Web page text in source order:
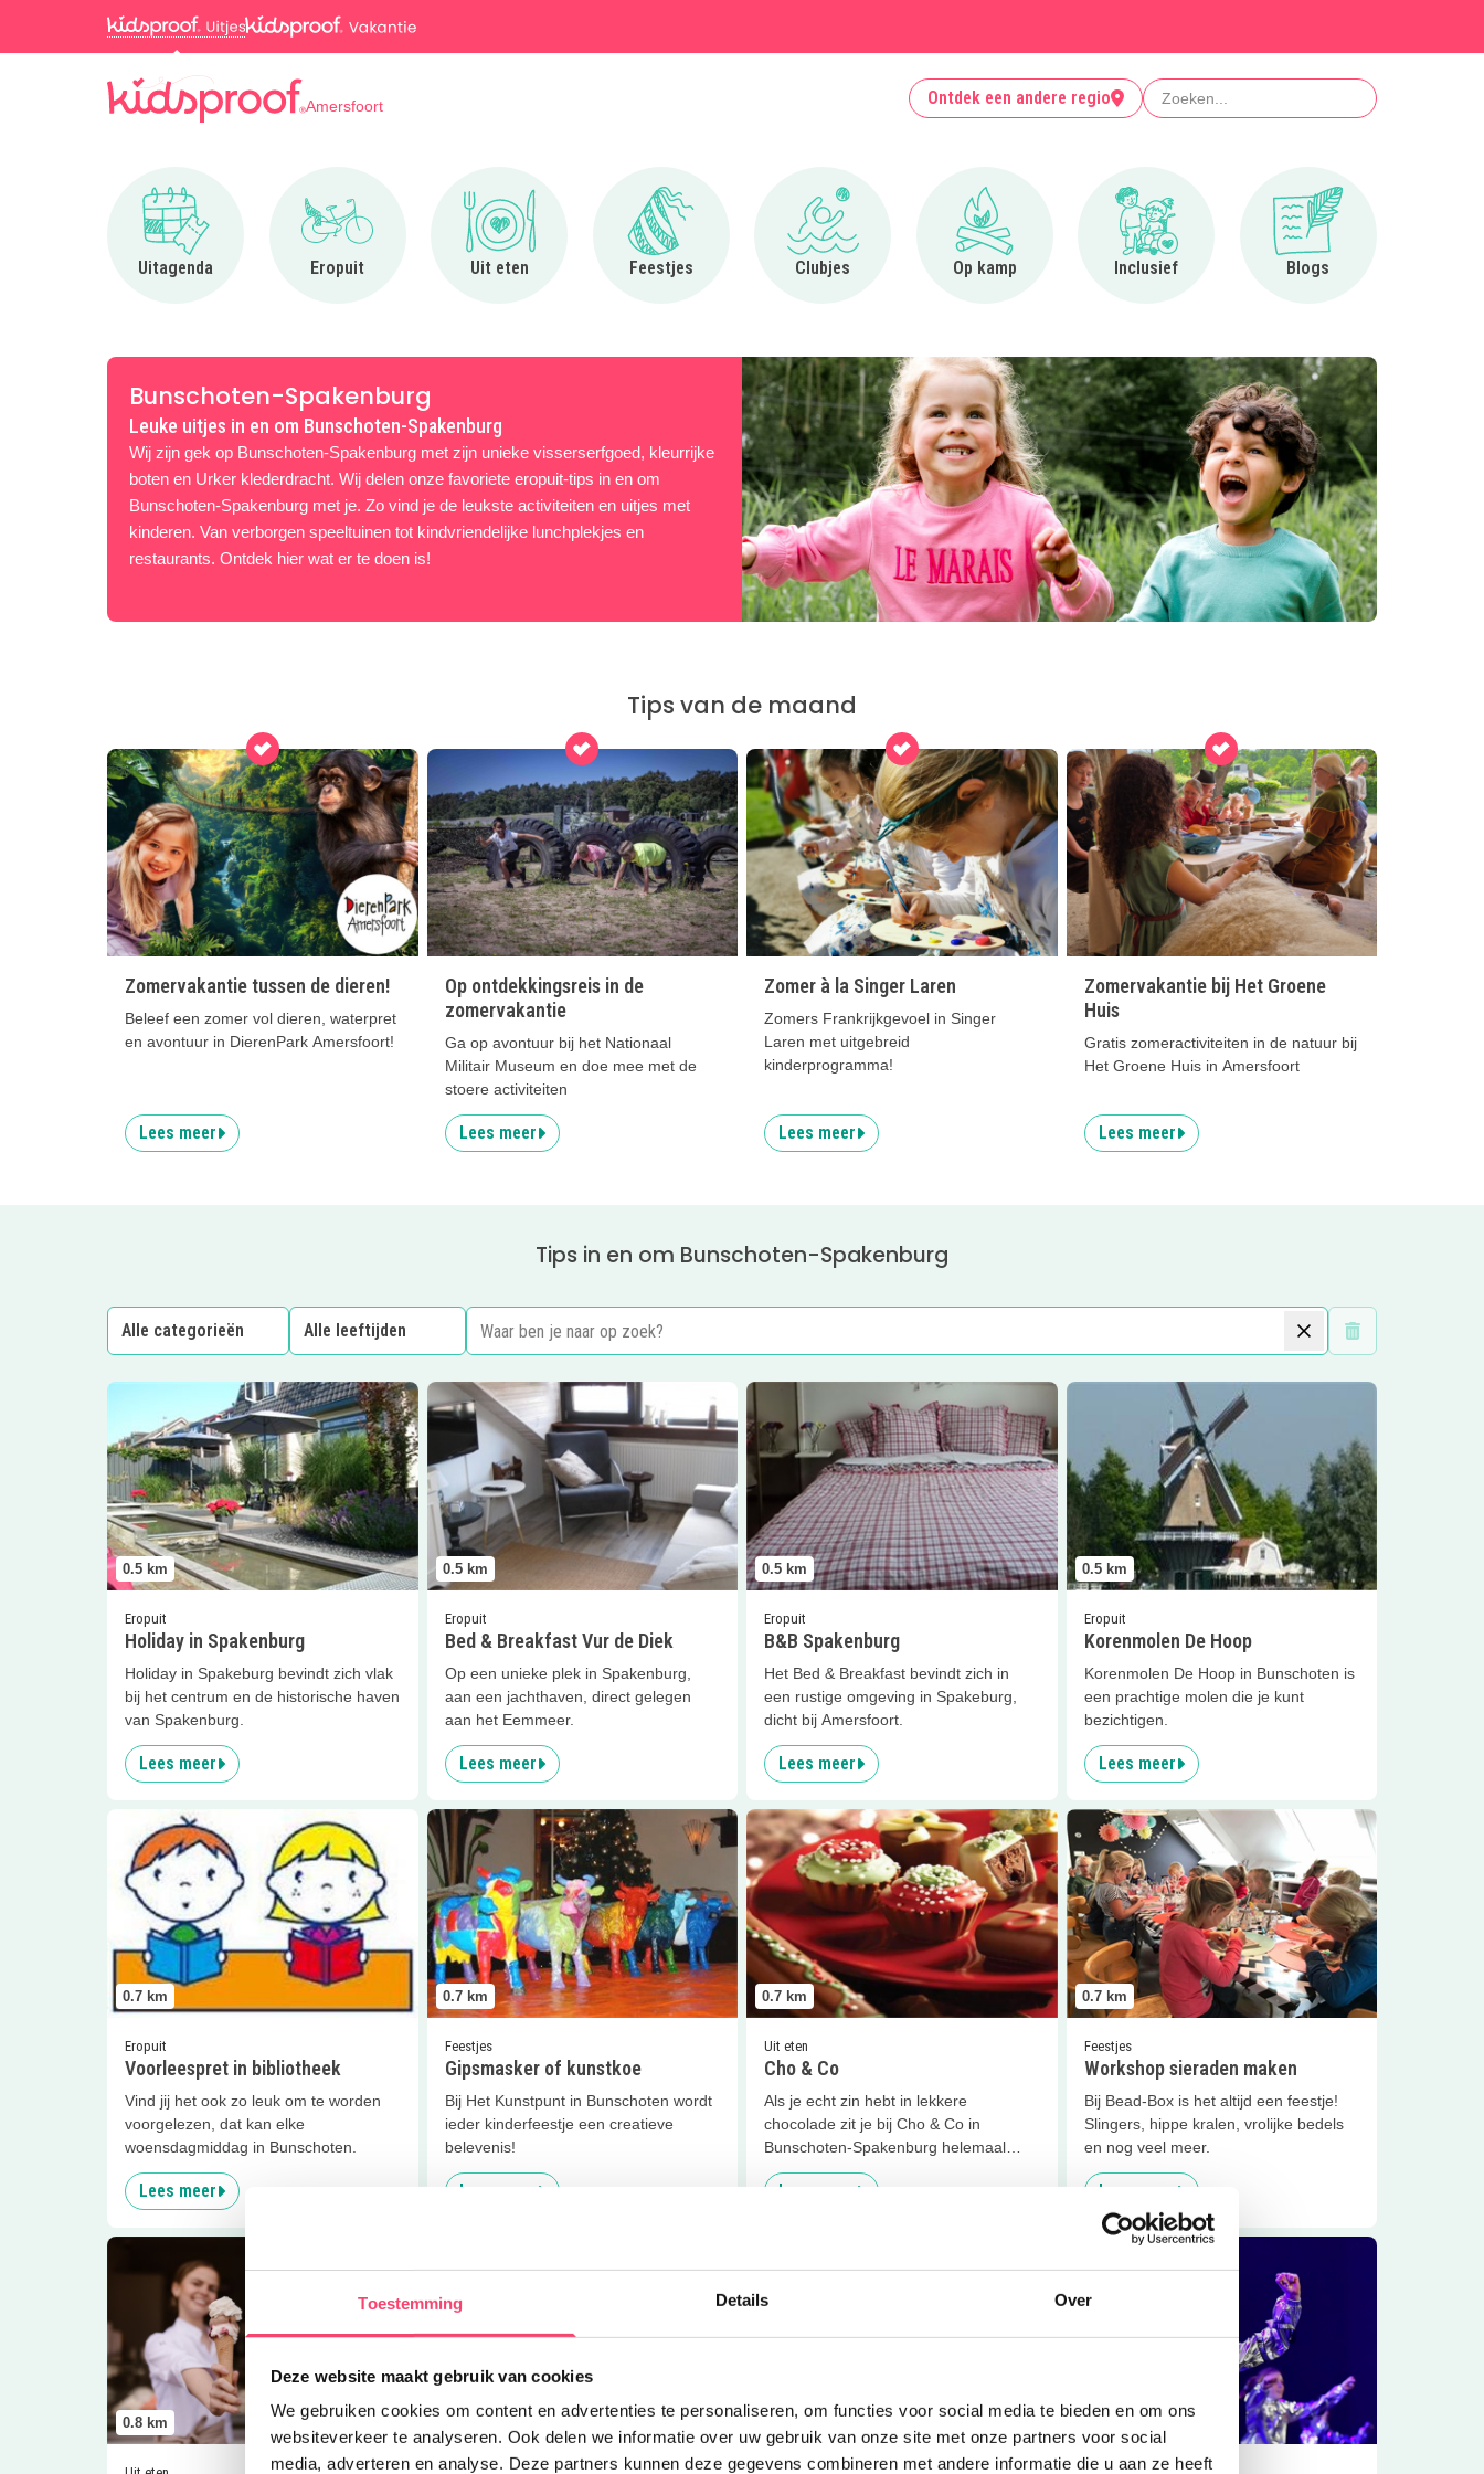
Toestemming Details Over
Deze website maakt gebruik van cookies
We gebruiken cookies om content en advertenties te personaliseren, om functies voor social media te bieden en om ons
websiteverkeer te analyseren. Ook delen we informatie over uw gebruik van onze site met onze partners voor social
media, adverteren en analyse. Deze partners kunnen deze gegevens combineren met andere informatie die u aan ze heeft
Amersfoort Ontdek een andere regio Zoeken
Uitagenda
Ga naar Uitagenda
Eropuit
Ga naar Eropuit
Uit eten
Ga naar Uit eten
Feestjes
Ga naar Feestjes
Clubjes
Ga naar Clubjes
Op kamp
Ga naar Op kamp
Inclusief
Ga naar Inclusief
Blogs
Ga naar Blogs
Bunschoten-Spakenburg
Leuke uitjes in en om Bunschoten-Spakenburg
Wij zijn gek op Bunschoten-Spakenburg met zijn unieke visserserfgoed, kleurrijke
boten en Urker klederdracht. Wij delen onze favoriete eropuit-tips in en om
Bunschoten-Spakenburg met je. Zo vind je de leukste activiteiten en uitjes met
kinderen. Van verborgen speeltuinen tot kindvriendelijke lunchplekjes en
restaurants. Ontdek hier wat er te doen is!
Tips van de maand
Zomervakantie tussen de dieren!
Beleef een zomer vol dieren, waterpret
en avontuur in DierenPark Amersfoort!
Lees meer
Op ontdekkingsreis in de
zomervakantie
Ga op avontuur bij het Nationaal
Militair Museum en doe mee met de
stoere activiteiten
Lees meer
Zomer à la Singer Laren
Zomers Frankrijkgevoel in Singer
Laren met uitgebreid
kinderprogramma!
Lees meer
Zomervakantie bij Het Groene
Huis
Gratis zomeractiviteiten in de natuur bij
Het Groene Huis in Amersfoort
Lees meer
Tips in en om Bunschoten-Spakenburg
Wis filters
0.5 km
Eropuit
Holiday in Spakenburg
Holiday in Spakeburg bevindt zich vlak
bij het centrum en de historische haven
van Spakenburg.
Lees meer
Lees meer Holiday in Spakenburg
0.5 km
Eropuit
Bed & Breakfast Vur de Diek
Op een unieke plek in Spakenburg,
aan een jachthaven, direct gelegen
aan het Eemmeer.
Lees meer
Lees meer Bed &amp; Breakfast Vur de Diek
0.5 km
Eropuit
B&B Spakenburg
Het Bed & Breakfast bevindt zich in
een rustige omgeving in Spakeburg,
dicht bij Amersfoort.
Lees meer
Lees meer B&amp;B Spakenburg
0.5 km
Eropuit
Korenmolen De Hoop
Korenmolen De Hoop in Bunschoten is
een prachtige molen die je kunt
bezichtigen.
Lees meer
Lees meer Korenmolen De Hoop
0.7 km
Eropuit
Voorleespret in bibliotheek
Vind jij het ook zo leuk om te worden
voorgelezen, dat kan elke
woensdagmiddag in Bunschoten.
Lees meer
Lees meer Voorleespret in bibliotheek
0.7 km
Feestjes
Gipsmasker of kunstkoe
Bij Het Kunstpunt in Bunschoten wordt
ieder kinderfeestje een creatieve
belevenis!
Lees meer
Lees meer Gipsmasker of kunstkoe
0.7 km
Uit eten
Cho & Co
Als je echt zin hebt in lekkere
chocolade zit je bij Cho & Co in
Bunschoten-Spakenburg helemaal
goed!
Lees meer
Lees meer Cho &amp; Co
0.7 km
Feestjes
Workshop sieraden maken
Bij Bead-Box is het altijd een feestje!
Slingers, hippe kralen, vrolijke bedels
en nog veel meer.
Lees meer
Lees meer Workshop sieraden maken
0.8 km
Lees meer
km
Lees meer Sportvereniging Agilitas